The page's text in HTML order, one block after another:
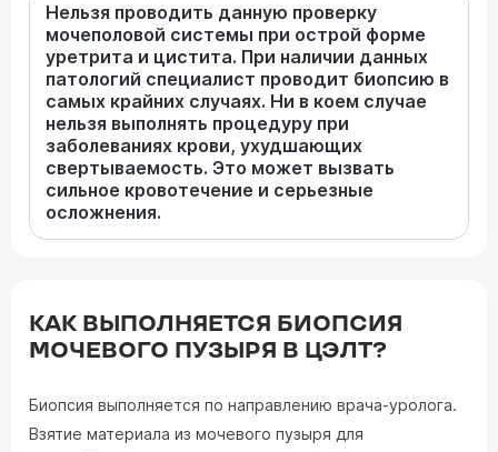
Нельзя проводить данную проверку
мочеполовой системы при острой форме
уретрита и цистита. При наличии данных
патологий специалист проводит биопсию в
самых крайних случаях. Ни в коем случае
нельзя выполнять процедуру при
заболеваниях крови, ухудшающих
свертываемость. Это может вызвать
сильное кровотечение и серьезные
осложнения.
КАК ВЫПОЛНЯЕТСЯ БИОПСИЯ
МОЧЕВОГО ПУЗЫРЯ В ЦЭЛТ?
Биопсия выполняется по направлению врача-уролога.
Взятие материала из мочевого пузыря для